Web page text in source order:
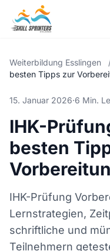
Weiterbildung Esslingen
besten Tipps zur
15. Januar 2026·6 Min.
IHK-
besten
IHK-Prüfung
Lernstrategien,
schriftliche und
Teilnehmern